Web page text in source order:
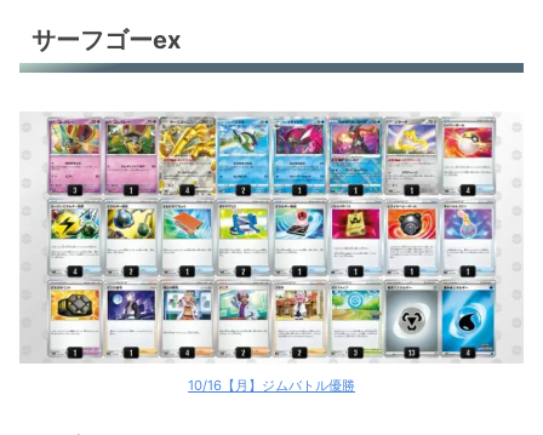
サーフゴーex
10/16【月】ジムバトル優勝